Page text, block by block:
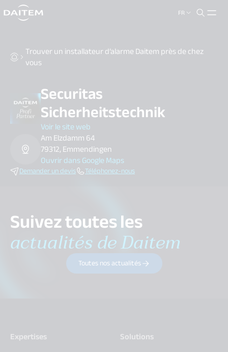
FR
search.label
Trouver un installateur d’alarme Daitem près de chez
vous
Securitas
Sicherheitstechnik
Voir le site web
Am Elzdamm 64
79312, Emmendingen
Ouvrir dans Google Maps
Demander un devis Téléphonez-nous
Suivez toutes les
actualités de Daitem
Toutes nos actualités
Expertises
Solutions